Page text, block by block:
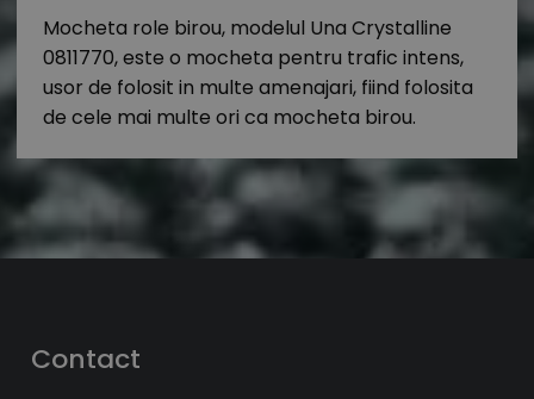
Mocheta role birou, modelul Una Crystalline
0811770, este o mocheta pentru trafic intens,
usor de folosit in multe amenajari, fiind folosita
de cele mai multe ori ca mocheta birou.
Contact